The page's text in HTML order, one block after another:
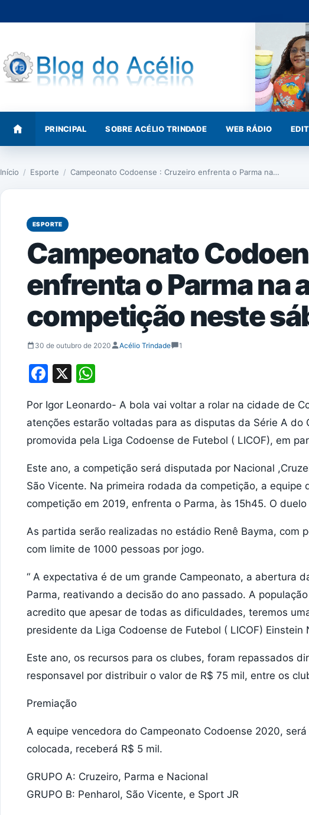
para
conteúdo
PRINCIPAL SOBRE ACÉLIO TRINDADE WEB RÁDIO
Início / Esporte / Campeonato Codoense : Cruzeiro enfrenta o Parma na…
ESPORTE
Campeonato
enfrenta o Parma na
competição neste
30 de outubro de 2020 Acélio Trindade 1
Facebook
X
Por Igor Leonardo- A bola vai voltar a rolar na cidade de
atenções estarão voltadas para as disputas da Série A do
promovida pela Liga Codoense de Futebol ( LICOF), em
Este ano, a competição será disputada por Nacional
São Vicente. Na primeira rodada da competição, a equipe
competição em 2019, enfrenta o Parma, às 15h45. O
As partida serão realizadas no estádio Renê Bayma, com
com limite de 1000 pessoas por jogo.
“ A expectativa é de um grande Campeonato, a abertura
Parma, reativando a decisão do ano passado. A
acredito que apesar de todas as dificuldades, teremos
presidente da Liga Codoense de Futebol ( LICOF) Einstein
Este ano, os recursos para os clubes, foram repassados
responsavel por distribuir o valor de R$ 75 mil, entre os
Premiação
A equipe vencedora do Campeonato Codoense 2020,
colocada, receberá R$ 5 mil.
GRUPO A: Cruzeiro, Parma e Nacional
GRUPO B: Penharol, São Vicente, e Sport JR